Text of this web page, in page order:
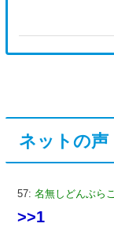
ネットの声
57: 名無しどんぶらこ
>>1